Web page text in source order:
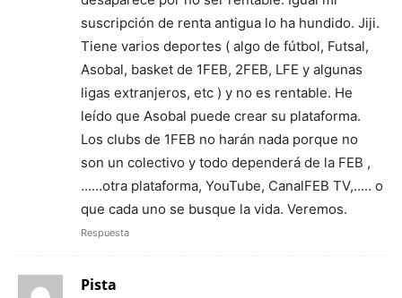
suscripción de renta antigua lo ha hundido. Jiji.
Tiene varios deportes ( algo de fútbol, Futsal,
Asobal, basket de 1FEB, 2FEB, LFE y algunas
ligas extranjeros, etc ) y no es rentable. He
leído que Asobal puede crear su plataforma.
Los clubs de 1FEB no harán nada porque no
son un colectivo y todo dependerá de la FEB ,
……otra plataforma, YouTube, CanalFEB TV,….. o
que cada uno se busque la vida. Veremos.
Respuesta
Pista